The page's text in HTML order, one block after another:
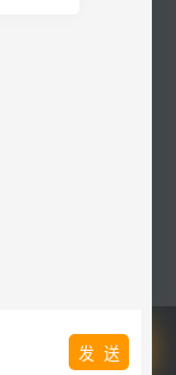
发 送